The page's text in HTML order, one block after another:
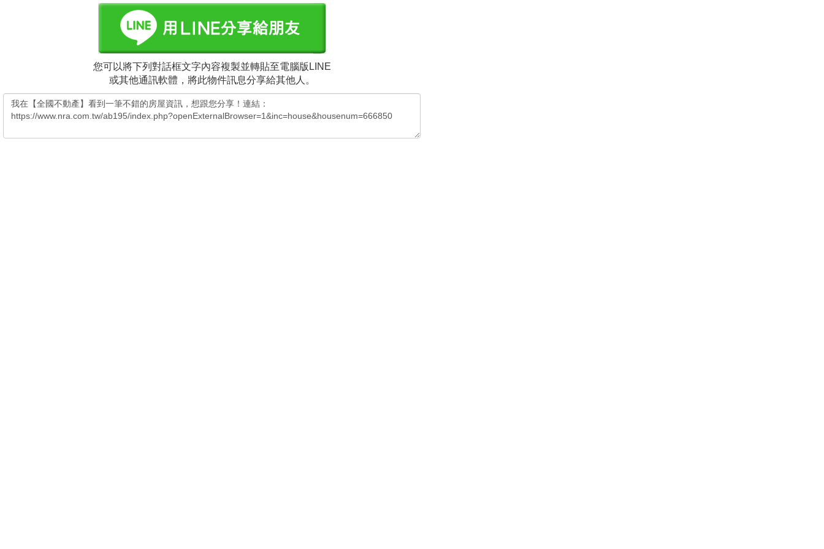
您可以將下列對話框文字內容複製並轉貼至電腦版LINE
或其他通訊軟體，將此物件訊息分享給其他人。